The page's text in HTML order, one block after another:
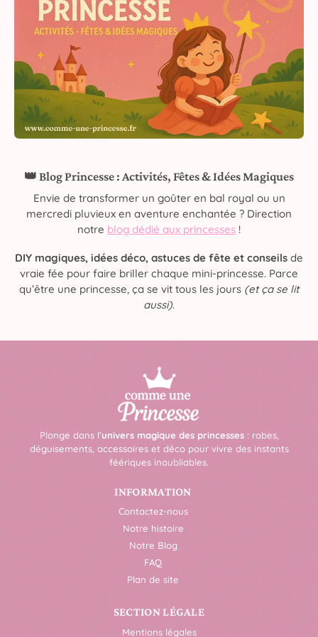
👑 Blog Princesse : Activités, Fêtes & Idées Magiques
Envie de transformer un goûter en bal royal ou un
mercredi pluvieux en aventure enchantée ? Direction
notre blog dédié aux princesses !
DIY magiques, idées déco, astuces de fête et conseils de
vraie fée pour faire briller chaque mini-princesse. Parce
qu’être une princesse, ça se vit tous les jours (et ça se lit
aussi).
Plonge dans l’univers magique des princesses: robes,
déguisements, accessoires et déco pour vivre des instants
féériques inoubliables.
INFORMATION
Contactez-nous
Notre histoire
Notre Blog
FAQ
Plan de site
SECTION LÉGALE
Mentions légales